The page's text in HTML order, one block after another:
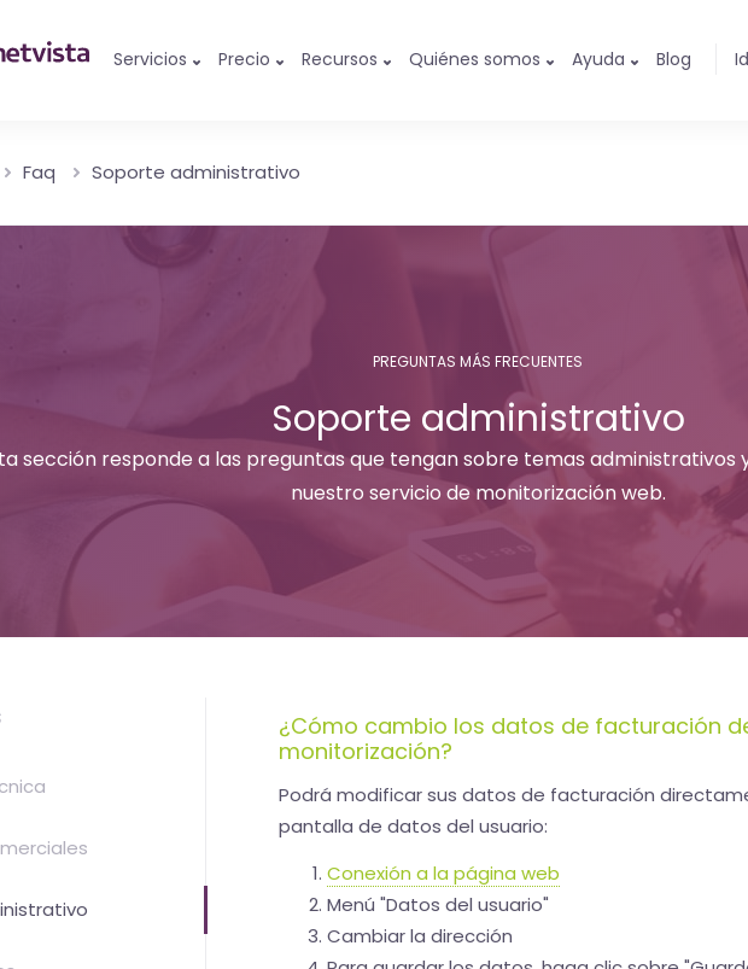
Servicios Precio Recursos Quiénes somos Ayuda Blog
Faq Soporte administrativo
PREGUNTAS MÁS FRECUENTES
Soporte administrativo
sección responde a las preguntas que tengan sobre temas
nuestro servicio de monitorización web.
¿Cómo cambio los datos de facturación
monitorización?
Podrá modificar sus datos de facturación
pantalla de datos del usuario:
Conexión a la página web
Menú "Datos del usuario"
Cambiar la dirección